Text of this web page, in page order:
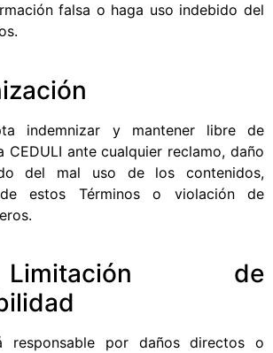
falsa o haga uso indebido del
indemnizar y mantener libre de
CEDULI ante cualquier reclamo, daño
del mal uso de los contenidos,
de estos Términos o violación de
de
responsable por daños directos o